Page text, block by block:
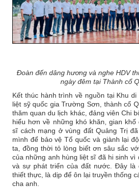
Đoàn đến dâng hương và nghe HDV
ngày đêm tại Thành cổ
Kết thúc hành trình về nguồn tại Khu
liệt sỹ quốc gia Trường Sơn, thành cổ
thăm quan du lịch khác, đảng viên Chi
hiểu hơn về những khó khăn, gian
sĩ cách mạng ở vùng đất Quảng Trị
mình để bảo vệ Tổ quốc và giành lại
ta, đồng thời tỏ lòng biết ơn sâu sắc
của những anh hùng liệt sĩ đã hi sinh vì
và sự phát triển của đất nước. Đây là
thiết thực, là dịp để ôn lại truyền thống
cha anh.